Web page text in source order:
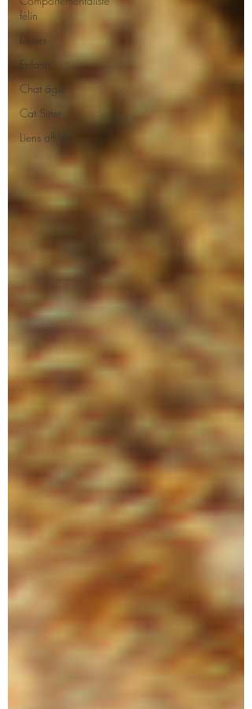
félin
Divers
Enfants
Chat âgé
Cat Sitter
Liens affiliés